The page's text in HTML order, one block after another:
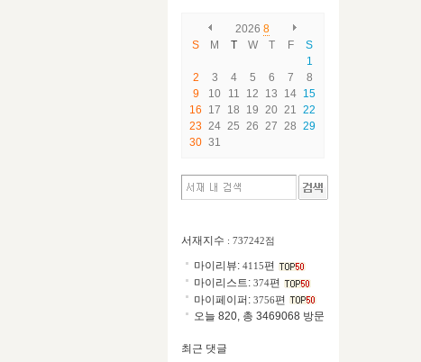
2026 8
S
M T W T F
S
1
2
3 4 5 6 7
8
9
10 11 12 13 14 15
16
17 18 19 20 21 22
23 24 25 26 27 28 29
30 31
서재지수 : 737242점
마이리뷰: 4115편
마이리스트: 374편
마이페이퍼: 3756편
오늘 820, 총 3469068 방문
최근 댓글